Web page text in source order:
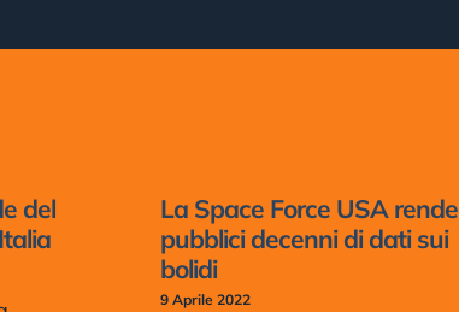
del
La Space Force USA rende
pubblici decenni di dati sui
bolidi
9 Aprile 2022